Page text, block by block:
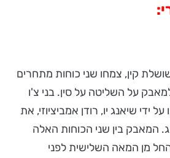
קין, צמחו שני כוחות מתחרים
על השליטה על סין. בני צ'ו
ידי שיאנג יו, רודן אמביציוזי, את
המאבק בין שני הכוחות האלה
מן המאה השלישית לפני